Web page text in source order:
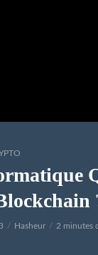
Hasheur 2 minutes